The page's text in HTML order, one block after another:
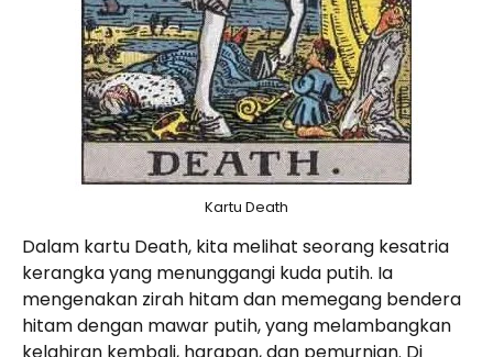
Kartu Death
Dalam kartu Death, kita melihat seorang kesatria
kerangka yang menunggangi kuda putih. Ia
mengenakan zirah hitam dan memegang bendera
hitam dengan mawar putih, yang melambangkan